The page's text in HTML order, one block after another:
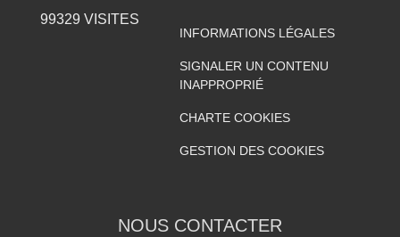
99329 VISITES
INFORMATIONS LÉGALES
SIGNALER UN CONTENU
INAPPROPRIÉ
CHARTE COOKIES
GESTION DES COOKIES
NOUS CONTACTER